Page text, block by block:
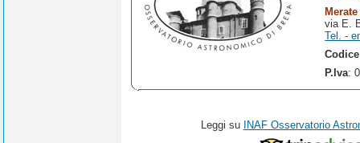
Merate
via E.
Tel. -
P.Iva:
Leggi su INAF Osservatorio